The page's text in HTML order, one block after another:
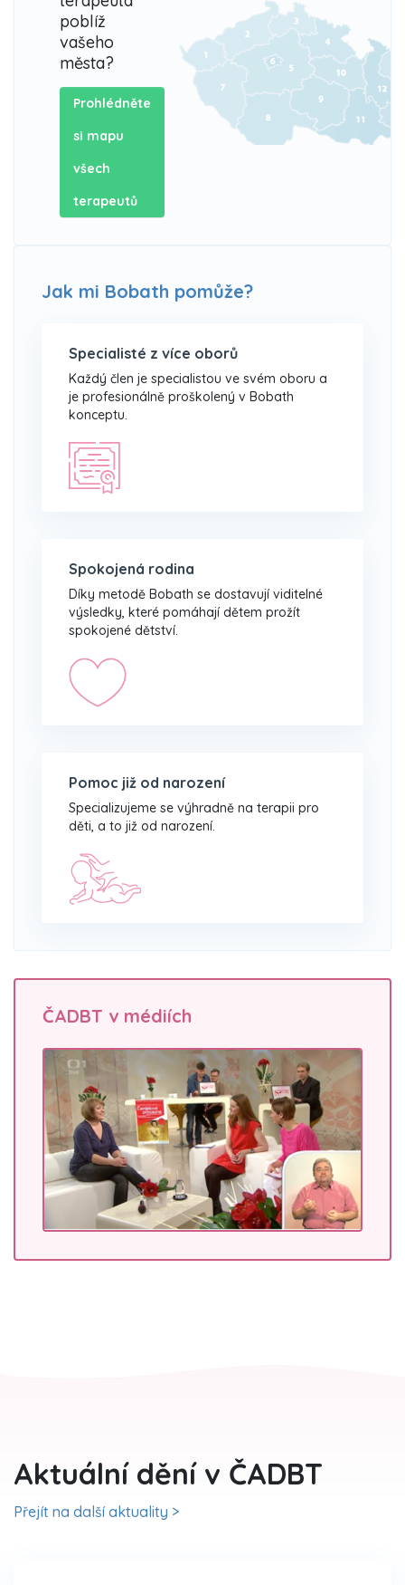
poblíž
vašeho
města?
Prohlédněte
si mapu
všech
terapeutů
Jak mi Bobath pomůže?
Specialisté z více oborů
Každý člen je specialistou ve svém oboru a
je profesionálně proškolený v Bobath
konceptu.
Spokojená rodina
Díky metodě Bobath se dostavují viditelné
výsledky, které pomáhají dětem prožít
spokojené dětství.
Pomoc již od narození
Specializujeme se výhradně na terapii pro
děti, a to již od narození.
ČADBT v médiích
Aktuální dění v ČADBT
Přejít na další aktuality >